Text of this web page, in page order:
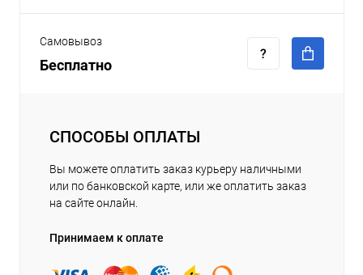
Самовывоз
Бесплатно
СПОСОБЫ ОПЛАТЫ
Вы можете оплатить заказ курьеру наличными
или по банковской карте, или же оплатить заказ
на сайте онлайн.
Принимаем к оплате